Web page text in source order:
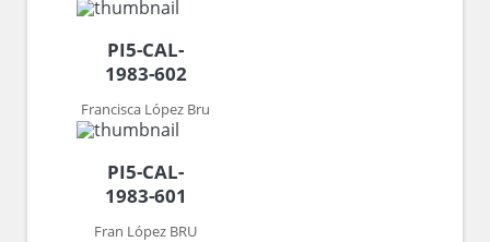
PI5-CAL-
1983-602
Francisca López Bru
PI5-CAL-
1983-601
Fran López BRU